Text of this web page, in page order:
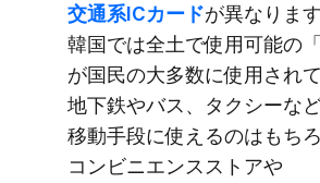
交通系ICカードが​異なります
韓国では​全土で​使用可能の​「
が​国民の​大多数に​使用されて
地下鉄や​バス、​タクシーな
移動手段に​使えるのは​もちろ
コンビニエンスストアや​